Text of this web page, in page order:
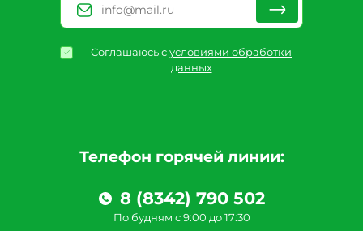
Телефон горячей линии:
8 (8342) 790 502
По будням с 9:00 до 17:30
Соглашаюсь сусловиями обработки
данных